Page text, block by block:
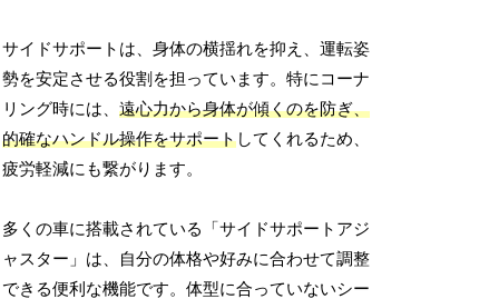
サイドサポートは、身体の横揺れを抑え、運転姿
勢を安定させる役割を担っています。特にコーナ
リング時には、遠心力から身体が傾くのを防ぎ、
的確なハンドル操作をサポートしてくれるため、
疲労軽減にも繋がります。
多くの車に搭載されている「サイドサポートアジ
ャスター」は、自分の体格や好みに合わせて調整
できる便利な機能です。体型に合っていないシー